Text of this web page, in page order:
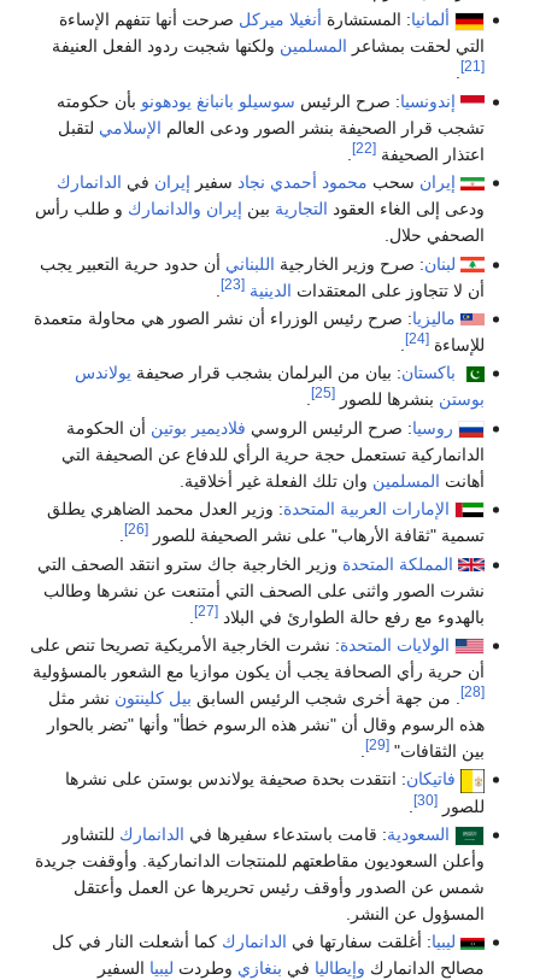
ألمانيا: المستشارة أنغيلا ميركل صرحت أنها تتفهم الإساءة
التي لحقت بمشاعر المسلمين ولكنها شجبت ردود الفعل العنيفة
[21]
.
إندونسيا: صرح الرئيس سوسيلو بانبانغ يودهونو بأن حكومته
تشجب قرار الصحيفة بنشر الصور ودعى العالم الإسلامي لتقبل
اعتذار الصحيفة[22]
إيران سحب محمود أحمدي نجاد سفير إيران في الدانمارك
ودعى إلى الغاء العقود التجارية بين إيران والدانمارك و طلب رأس
الصحفي حلال.
لبنان: صرح وزير الخارجية اللبناني أن حدود حرية التعبير يجب
أن لا تتجاوز على المعتقدات الدينية [23]
ماليزيا: صرح رئيس الوزراء أن نشر الصور هي محاولة متعمدة
للإساءة[24]
باكستان: بيان من البرلمان بشجب قرار صحيفة يولاندس
بوستن بنشرها للصور[25]
.
روسيا: صرح الرئيس الروسي فلاديمير بوتين أن الحكومة
الدانماركية تستعمل حجة حرية الرأي للدفاع عن الصحيفة التي
أهانت المسلمين وان تلك الفعلة غير أخلاقية.
الإمارات العربية المتحدة: وزير العدل محمد الضاهري يطلق
تسمية "ثقافة الأرهاب" على نشر الصحيفة للصور[26]
المملكة المتحدة وزير الخارجية جاك سترو انتقد الصحف التي
نشرت الصور واثنى على الصحف التي أمتنعت عن نشرها وطالب
بالهدوء مع رفع حالة الطوارئ في البلاد[27]
الولايات المتحدة: نشرت الخارجية الأمريكية تصريحا تنص على
أن حرية رأي الصحافة يجب أن يكون موازيا مع الشعور بالمسؤولية
[28] . من جهة أخرى شجب الرئيس السابق بيل كلينتون نشر مثل
هذه الرسوم وقال أن "نشر هذه الرسوم خطأ" وأنها "تضر بالحوار
بين الثقافات"[29]
فاتيكان: انتقدت بحدة صحيفة يولاندس بوستن على نشرها
للصور[30]
السعودية: قامت باستدعاء سفيرها في الدانمارك للتشاور
وأعلن السعوديون مقاطعتهم للمنتجات الدانماركية. وأوقفت جريدة
شمس عن الصدور وأوقف رئيس تحريرها عن العمل وأعتقل
المسؤول عن النشر.
ليبيا: أغلقت سفارتها في الدانمارك كما أشعلت النار في كل
مصالح الدانمارك وإيطاليا في بنغازي وطردت ليبيا السفير